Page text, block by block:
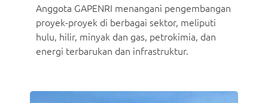
Anggota GAPENRI menangani pengembangan
proyek-proyek di berbagai sektor, meliputi
hulu, hilir, minyak dan gas, petrokimia, dan
energi terbarukan dan infrastruktur.